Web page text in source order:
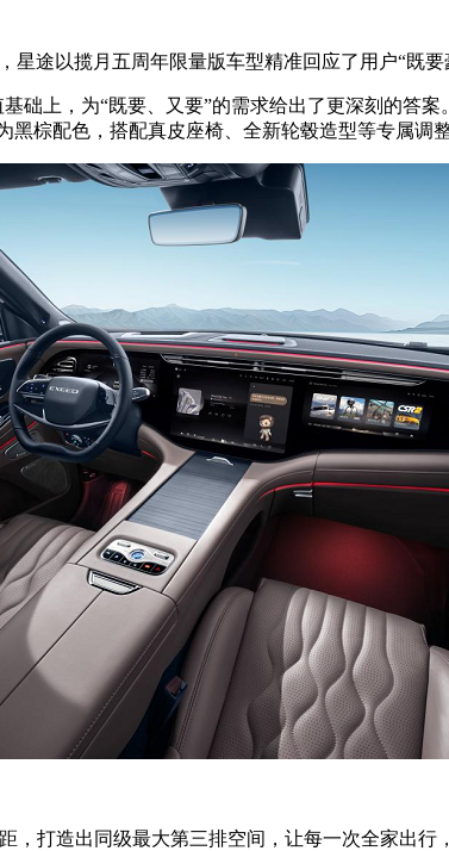
途以揽月五周年限量版车型精准回应了用户“既要
础上，为“既要、又要”的需求给出了更深刻的答
棕配色，搭配真皮座椅、全新轮毂造型等专属调
，打造出同级最大第三排空间，让每一次全家出